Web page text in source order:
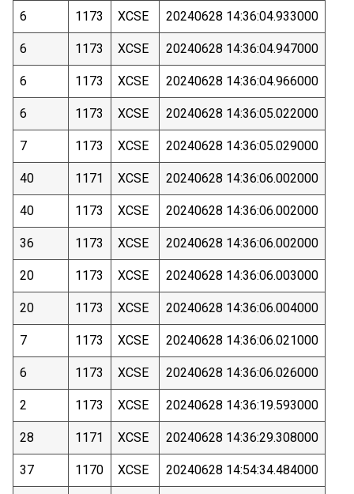
6 1173 XCSE 20240628 14:36:04.933000
6 1173 XCSE 20240628 14:36:04.947000
6 1173 XCSE 20240628 14:36:04.966000
6 1173 XCSE 20240628 14:36:05.022000
7 1173 XCSE 20240628 14:36:05.029000
40 1171 XCSE 20240628 14:36:06.002000
40 1173 XCSE 20240628 14:36:06.002000
36 1173 XCSE 20240628 14:36:06.002000
20 1173 XCSE 20240628 14:36:06.003000
20 1173 XCSE 20240628 14:36:06.004000
7 1173 XCSE 20240628 14:36:06.021000
6 1173 XCSE 20240628 14:36:06.026000
2 1173 XCSE 20240628 14:36:19.593000
28 1171 XCSE 20240628 14:36:29.308000
37 1170 XCSE 20240628 14:54:34.484000